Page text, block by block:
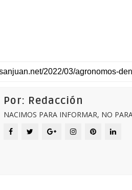
Por: Redacción
NACIMOS PARA INFORMAR, NO